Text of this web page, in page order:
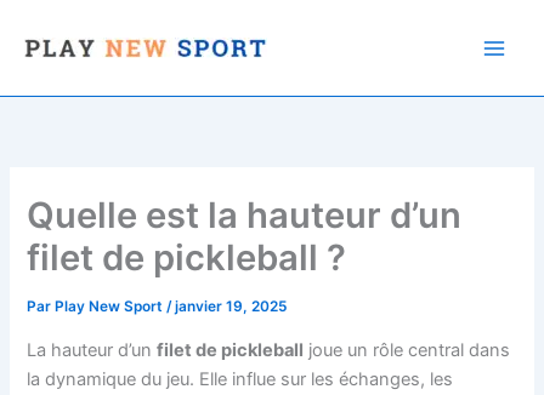
Quelle est la hauteur d’un
filet de pickleball ?
Par Play New Sport/janvier 19, 2025
La hauteur d’unfilet de pickleball joue un rôle central dans
la dynamique du jeu. Elle influe sur les échanges, les